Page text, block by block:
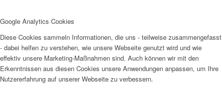
Google Analytics Cookies
Diese Cookies sammeln Informationen, die uns - teilweise zusammengefasst
- dabei helfen zu verstehen, wie unsere Webseite genutzt wird und wie
effektiv unsere Marketing-Maßnahmen sind. Auch können wir mit den
Erkenntnissen aus diesen Cookies unsere Anwendungen anpassen, um Ihre
Nutzererfahrung auf unserer Webseite zu verbessern.